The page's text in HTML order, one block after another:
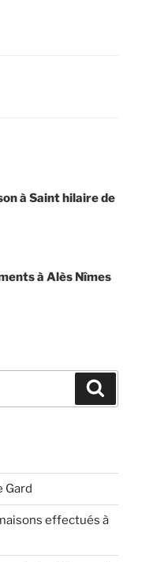
à Saint hilaire de
à Alès Nîmes
Gard
effectués à